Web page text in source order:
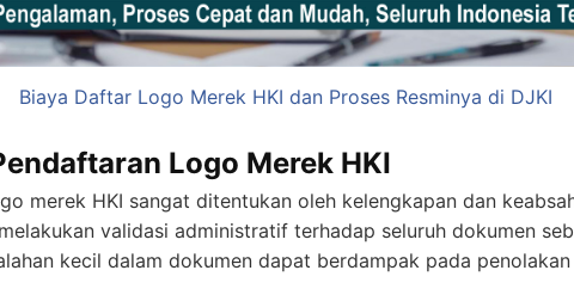
Biaya Daftar Logo Merek HKI dan Proses Resminya di DJKI
Logo Merek HKI
merek HKI sangat ditentukan oleh kelengkapan dan
validasi administratif terhadap seluruh dokumen
kecil dalam dokumen dapat berdampak pada